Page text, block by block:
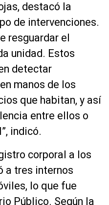
destacó la
de intervenciones.
resguardar el
unidad. Estos
detectar
manos de los
que habitan, y así
entre ellos o
indicó.
corporal a los
a tres internos
lo que fue
Público. Según la